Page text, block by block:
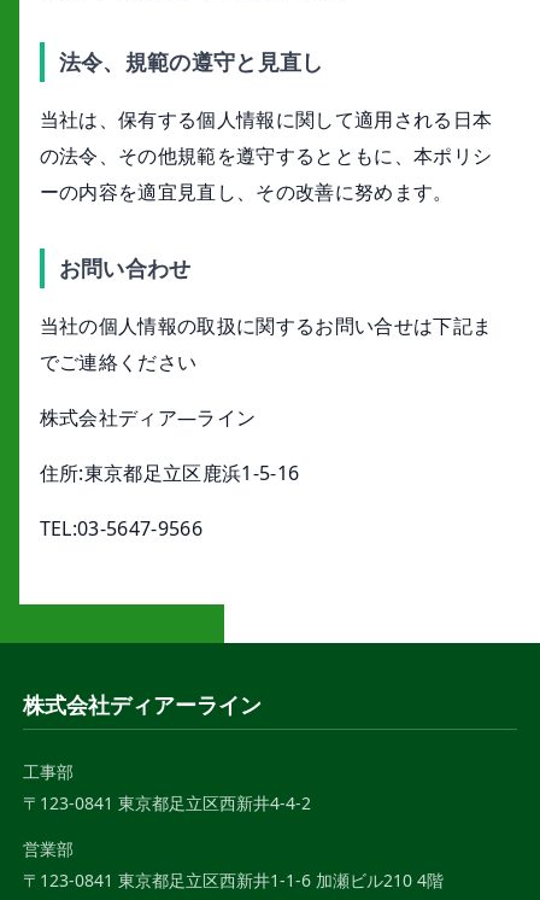
法令、規範の遵守と見直し
当社は、保有する個人情報に関して適用される日本
の法令、その他規範を遵守するとともに、本ポリシ
ーの内容を適宜見直し、その改善に努めます。
お問い合わせ
当社の個人情報の取扱に関するお問い合せは下記ま
でご連絡ください
株式会社ディア―ライン
住所:東京都足立区鹿浜1-5-16
TEL:03-5647-9566
株式会社ディアーライン
工事部
〒123-0841 東京都足立区西新井4-4-2
営業部
〒123-0841 東京都足立区西新井1-1-6 加瀬ビル210 4階